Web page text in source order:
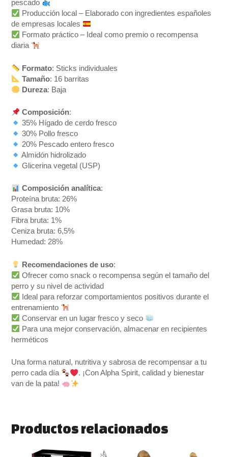
pescado
Producción local – Elaborado con ingredientes españoles
de empresas locales
Formato práctico – Ideal como premio o recompensa
diaria
Formato: Sticks individuales
Tamaño: 16 barritas
Dureza: Baja
Composición:
35% Hígado de cerdo fresco
30% Pollo fresco
20% Pescado entero fresco
Almidón hidrolizado
Glicerina vegetal (USP)
Composición analítica:
Proteína bruta: 26%
Grasa bruta: 10%
Fibra bruta: 1%
Ceniza bruta: 6,5%
Humedad: 28%
Recomendaciones de uso:
Ofrecer como snack o recompensa según el tamaño del
perro y su nivel de actividad
Ideal para reforzar comportamientos positivos durante el
entrenamiento
Conservar en un lugar fresco y seco
Para una mejor conservación, almacenar en recipientes
herméticos
Una forma natural, nutritiva y sabrosa de recompensar a tu
perro cada día
. ¡Con Alpha Spirit, calidad y bienestar
van de la pata!
Productos relacionados
El
El
Rango